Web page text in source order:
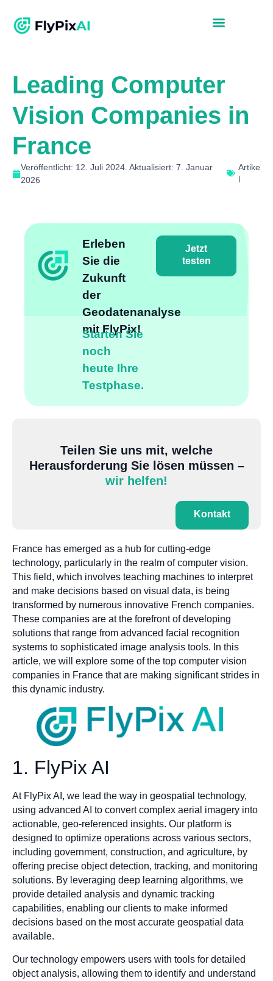
Leading Computer
Vision Companies in
France
Veröffentlicht: 12. Juli 2024. Aktualisiert: 7. Januar
2026
Artike
l
Erleben
Sie die
Zukunft
der
Geodatenanalyse
mit FlyPix!
Starten Sie
noch
heute Ihre
Testphase.
Jetzt
testen
Teilen Sie uns mit, welche
Herausforderung Sie lösen müssen –
wir helfen!
Kontakt
France has emerged as a hub for cutting-edge
technology, particularly in the realm of computer vision.
This field, which involves teaching machines to interpret
and make decisions based on visual data, is being
transformed by numerous innovative French companies.
These companies are at the forefront of developing
solutions that range from advanced facial recognition
systems to sophisticated image analysis tools. In this
article, we will explore some of the top computer vision
companies in France that are making significant strides in
this dynamic industry.
1. FlyPix AI
At FlyPix AI, we lead the way in geospatial technology,
using advanced AI to convert complex aerial imagery into
actionable, geo-referenced insights. Our platform is
designed to optimize operations across various sectors,
including government, construction, and agriculture, by
offering precise object detection, tracking, and monitoring
solutions. By leveraging deep learning algorithms, we
provide detailed analysis and dynamic tracking
capabilities, enabling our clients to make informed
decisions based on the most accurate geospatial data
available.
Our technology empowers users with tools for detailed
object analysis, allowing them to identify and understand